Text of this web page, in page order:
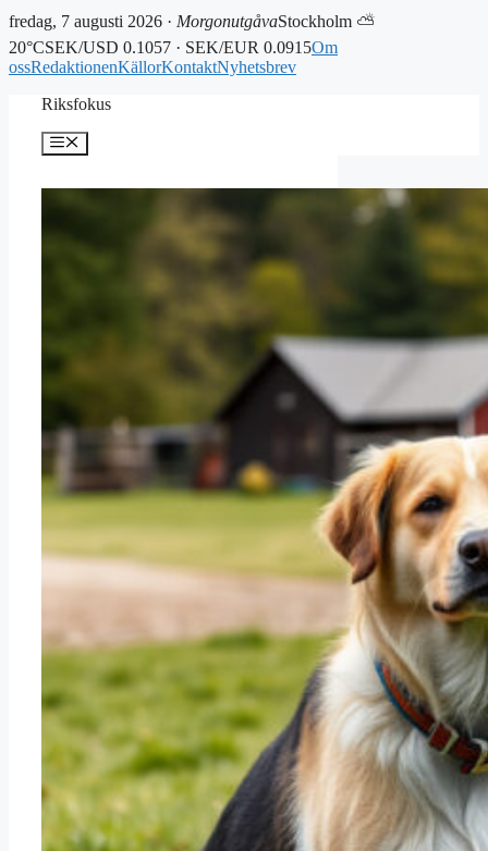
fredag, 7 augusti 2026 · MorgonutgåvaStockholm ⛅
20°CSEK/USD 0.1057 · SEK/EUR 0.0915Om
ossRedaktionenKällorKontaktNyhetsbrev
Riksfokus
Meny